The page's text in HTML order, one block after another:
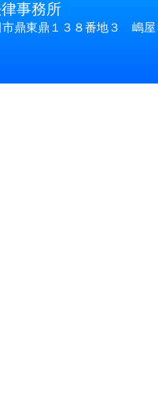
事務所
市鼎東鼎１３８番地３ 嶋屋